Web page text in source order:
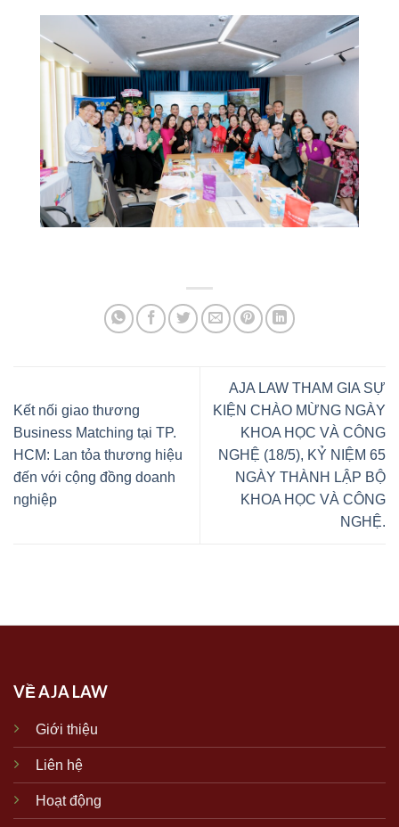
Kết nối giao thương
Business Matching tại TP.
HCM: Lan tỏa thương hiệu
đến với cộng đồng doanh
nghiệp
AJA LAW THAM GIA SỰ
KIỆN CHÀO MỪNG NGÀY
KHOA HỌC VÀ CÔNG
NGHỆ (18/5), KỶ NIỆM 65
NGÀY THÀNH LẬP BỘ
KHOA HỌC VÀ CÔNG
NGHỆ.
VỀ AJA LAW
Giới thiệu
Liên hệ
Hoạt động